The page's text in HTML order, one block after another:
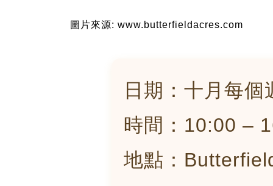
圖片來源: www.butterfieldacres.com
日期：十月每個
時間：10:00 –
地點：